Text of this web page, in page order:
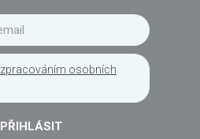
zpracováním osobních
PŘIHLÁSIT